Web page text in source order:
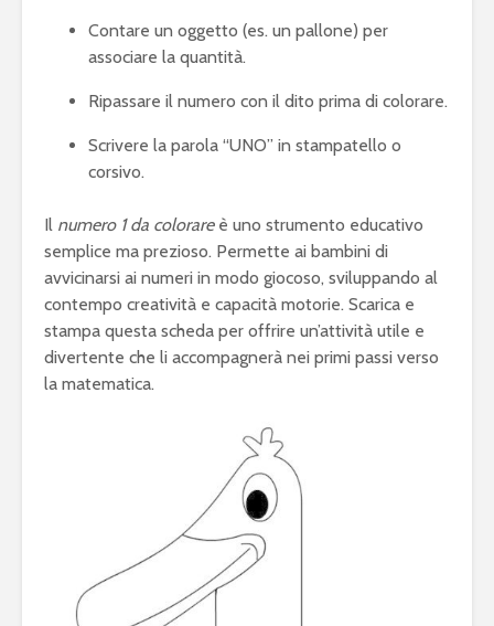
Contare un oggetto (es. un pallone) per
associare la quantità.
Ripassare il numero con il dito prima di colorare.
Scrivere la parola “UNO” in stampatello o
corsivo.
Il numero 1 da colorareè uno strumento educativo
semplice ma prezioso. Permette ai bambini di
avvicinarsi ai numeri in modo giocoso, sviluppando al
contempo creatività e capacità motorie. Scarica e
stampa questa scheda per offrire un’attività utile e
divertente che li accompagnerà nei primi passi verso
la matematica.